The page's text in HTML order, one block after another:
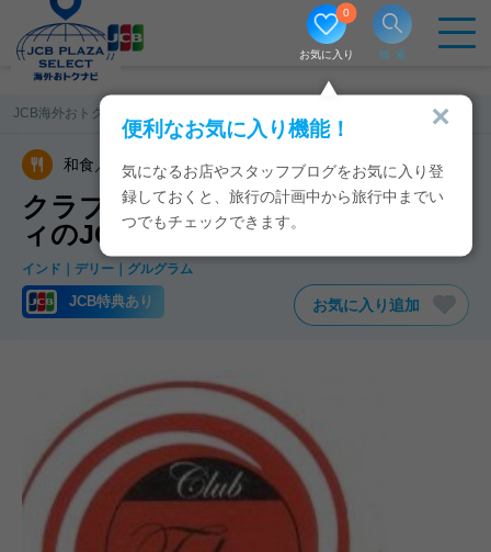
お気に入り
0
便利なお気に入り機能！
気になるお店やスタッフブログをお気に入り登
録しておくと、旅行の計画中から旅行中までい
つでもチェックできます。
検索
JCB海外おトクナビ クラブトーキョー バイ スカイシティ
和食／日本食
クラブトーキョー バイ スカイシテ
ィのJCB特典・クーポン
インド デリー グルグラム
JCB特典あり お気に入り追加